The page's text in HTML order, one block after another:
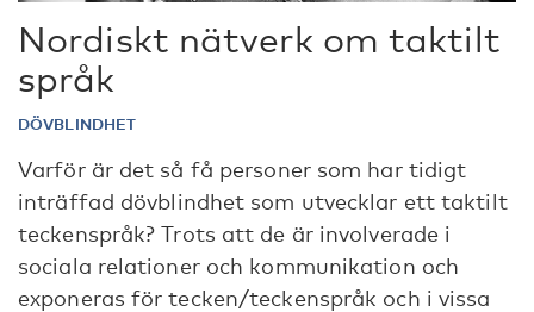
Nordiskt nätverk om taktilt
språk
DÖVBLINDHET
Varför är det så få personer som har tidigt
inträffad dövblindhet som utvecklar ett taktilt
teckenspråk? Trots att de är involverade i
sociala relationer och kommunikation och
exponeras för tecken/teckenspråk och i vissa